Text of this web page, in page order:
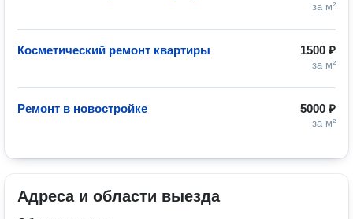
за м²
1500 ₽
за м²
Косметический ремонт квартиры
5000 ₽
за м²
Ремонт в новостройке
Адреса и области выезда